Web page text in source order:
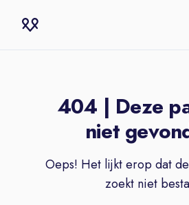
404 | Deze
niet
Oeps! Het lijkt erop dat
zoekt niet